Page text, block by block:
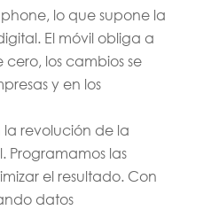
lo que supone la
El móvil obliga a
los cambios se
y en los
la revolución de la
Programamos las
el resultado. Con
datos